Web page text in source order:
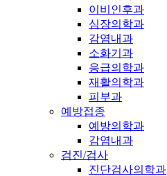
이비인후과
심장의학과
감염내과
소화기과
응급의학과
재활의학과
피부과
예방접종
예방의학과
감염내과
검진/검사
진단검사의학과